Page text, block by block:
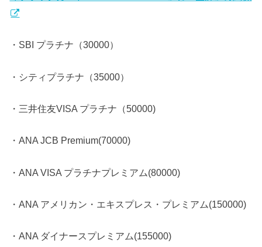
・SBI プラチナ（30000）
・シティプラチナ（35000）
・三井住友VISA プラチナ（50000)
・ANA JCB Premium(70000)
・ANA VISA プラチナプレミアム(80000)
・ANA アメリカン・エキスプレス・プレミアム(150000)
・ANA ダイナースプレミアム(155000)